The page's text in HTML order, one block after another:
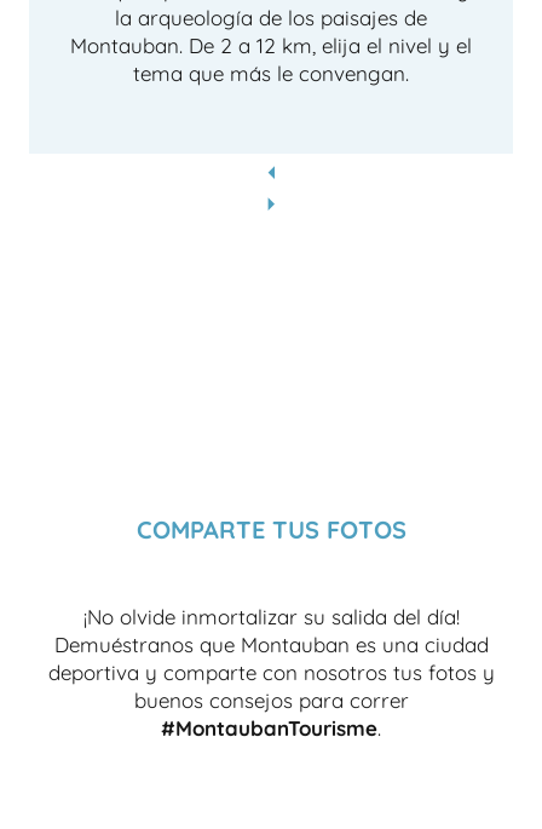
la arqueología de los paisajes de
Montauban. De 2 a 12 km, elija el nivel y el
tema que más le convengan.
COMPARTE TUS FOTOS
¡No olvide inmortalizar su salida del día!
Demuéstranos que Montauban es una ciudad
deportiva y comparte con nosotros tus fotos y
buenos consejos para correr
#MontaubanTourisme.